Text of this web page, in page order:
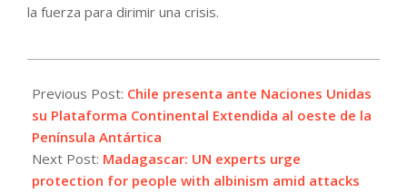
la fuerza para dirimir una crisis.
03-
01
Previous Post: Chile presenta ante Naciones Unidas
su Plataforma Continental Extendida al oeste de la
Península Antártica
Next Post: Madagascar: UN experts urge
protection for people with albinism amid attacks